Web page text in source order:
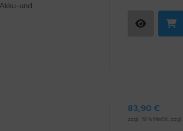
und
83,90 €
zzgl. 19 % MwSt. zzgl.